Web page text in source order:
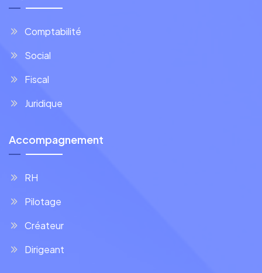
Comptabilité
Social
Fiscal
Juridique
Accompagnement
RH
Pilotage
Créateur
Dirigeant